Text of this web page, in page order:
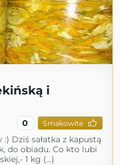
i
0 Smakowite
Dziś sałatka z kapustą
do obiadu. Co kto lubi
1 kg (...)